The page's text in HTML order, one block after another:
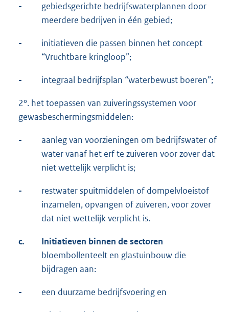
-
gebiedsgerichte bedrijfswaterplannen door
meerdere bedrijven in één gebied;
-
initiatieven die passen binnen het concept
“Vruchtbare kringloop”;
- integraal bedrijfsplan “waterbewust boeren”;
2°. het toepassen van zuiveringssystemen voor
gewasbeschermingsmiddelen:
-
aanleg van voorzieningen om bedrijfswater of
water vanaf het erf te zuiveren voor zover dat
niet wettelijk verplicht is;
-
restwater spuitmiddelen of dompelvloeistof
inzamelen, opvangen of zuiveren, voor zover
dat niet wettelijk verplicht is.
c.
Initiatieven binnen de sectoren
bloembollenteelt en glastuinbouw die
bijdragen aan:
- een duurzame bedrijfsvoering en